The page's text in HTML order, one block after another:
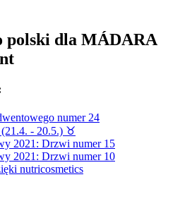
polski dla MÁDARA
numer 24
- 20.5.) ♉︎
2021: Drzwi numer 15
2021: Drzwi numer 10
nutricosmetics